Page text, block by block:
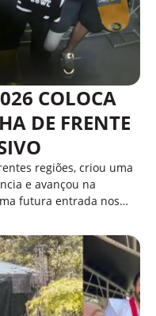
COLOCA
DE FRENTE
regiões, criou uma
e avançou na
futura entrada nos…